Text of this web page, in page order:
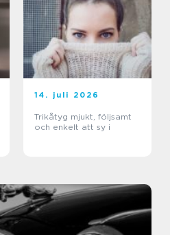
14. juli 2026
Trikåtyg mjukt, följsamt
och enkelt att sy i